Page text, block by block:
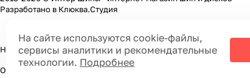
Разработано в Клюква.Студия
На информационном ресурсе применяютсяcookie-файлы,
Обращаем Ваше внимание на то, что данный интернет-сайт
На сайте используются cookie-файлы,
сервисы аналитики и рекомендательные
технологии. Подробнее